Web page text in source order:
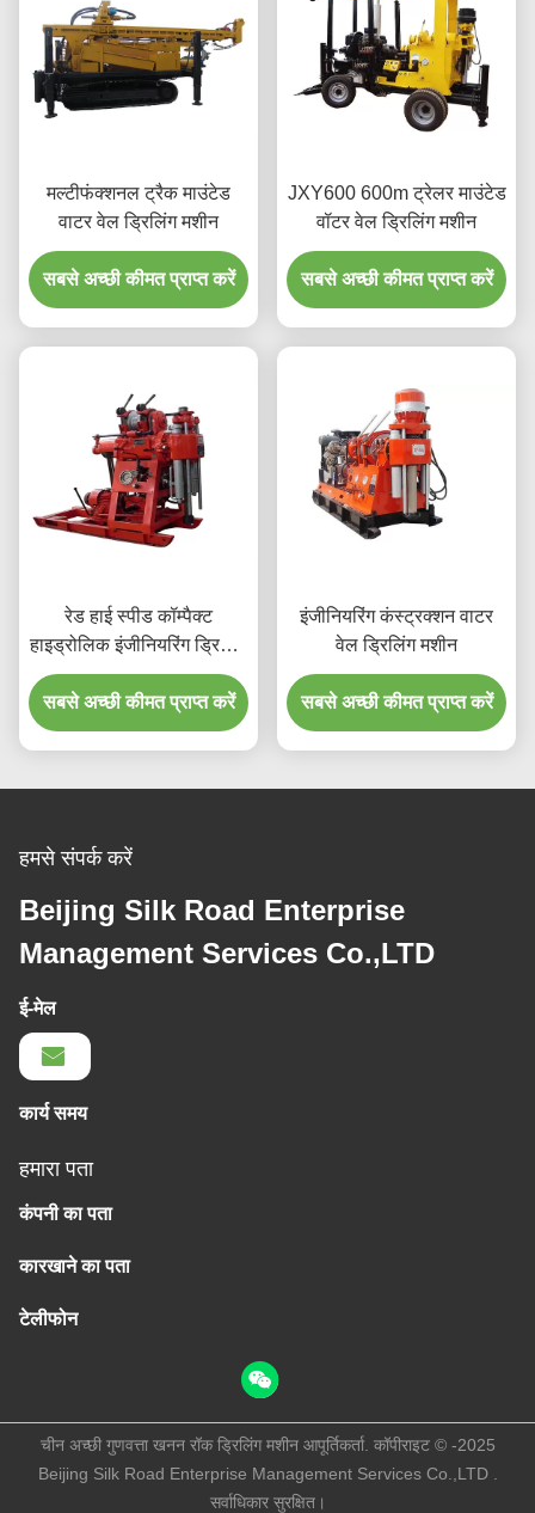
मल्टीफंक्शनल ट्रैक माउंटेड
वाटर वेल ड्रिलिंग मशीन
सबसे अच्छी कीमत प्राप्त करें
JXY600 600m ट्रेलर माउंटेड
वॉटर वेल ड्रिलिंग मशीन
सबसे अच्छी कीमत प्राप्त करें
रेड हाई स्पीड कॉम्पैक्ट
हाइड्रोलिक इंजीनियरिंग ड्रिलिंग
रिग
सबसे अच्छी कीमत प्राप्त करें
इंजीनियरिंग कंस्ट्रक्शन वाटर
वेल ड्रिलिंग मशीन
सबसे अच्छी कीमत प्राप्त करें
हमसे संपर्क करें
Beijing Silk Road Enterprise
Management Services Co.,LTD
ई-मेल
कार्य समय
हमारा पता
कंपनी का पता
कारखाने का पता
टेलीफोन
चीन अच्छी गुणवत्ता खनन रॉक ड्रिलिंग मशीन आपूर्तिकर्ता. कॉपीराइट © -2025
Beijing Silk Road Enterprise Management Services Co.,LTD .
सर्वाधिकार सुरक्षित।